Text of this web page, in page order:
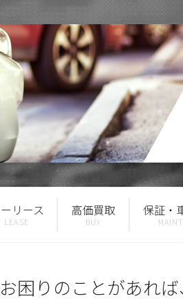
リース 高価買取 保証・
困りのことがあれ